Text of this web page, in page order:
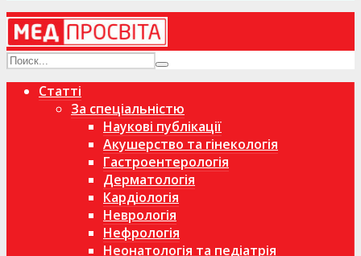
Статті
За спеціальністю
Наукові публікації
Акушерство та гінекологія
Гастроентерологія
Дерматологія
Кардіологія
Неврологія
Нефрологія
Неонатологія та педіатрія